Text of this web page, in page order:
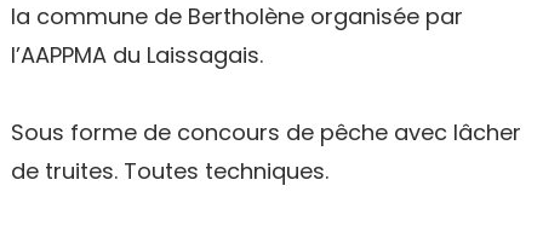
la commune de Bertholène organisée par
l’AAPPMA du Laissagais.
Sous forme de concours de pêche avec lâcher
de truites. Toutes techniques.